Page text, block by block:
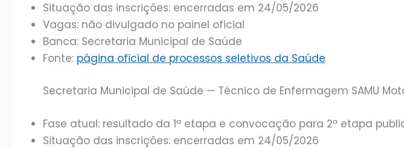
Situação das inscrições: encerradas em 24/05/2026
Vagas: não divulgado no painel oficial
Banca: Secretaria Municipal de Saúde
Fonte: página oficial de processos seletivos da Saúde
Secretaria Municipal de Saúde — Técnico de Enfermagem SAMU
Fase atual: resultado da 1ª etapa e convocação para 2ª etapa
Situação das inscrições: encerradas em 24/05/2026